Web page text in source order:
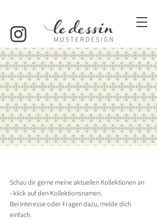
Schau dir gerne meine aktuellen Kollektionen an
- klick auf den Kollektionsnamen.
Bei Interesse oder Fragen dazu, melde dich
einfach.